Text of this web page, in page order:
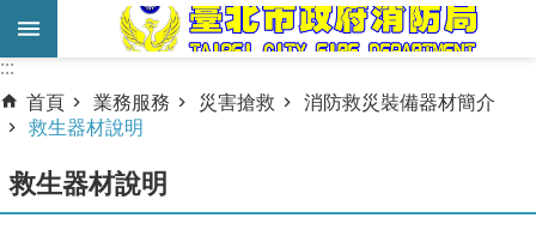
跳到主要內容區塊
進
階
尋
:::
:::
首頁
業務服務 災害搶救
消防救災裝備器材簡介
救生器材說明
救生器材說明